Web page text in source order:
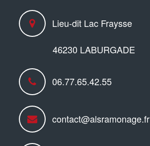
Lieu-dit Lac Fraysse
46230 LABURGADE
06.77.65.42.55
contact@alsramonage.fr